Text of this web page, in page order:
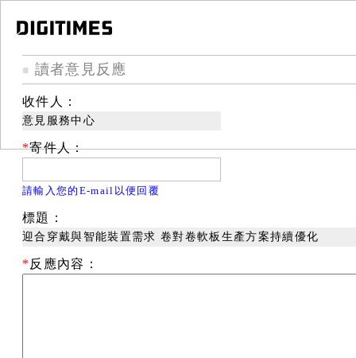
■ 讀者意見反應
收件人：
意見服務中心
*寄件人：
請輸入您的E-mail以便回覆
標題：
迎合穿戴與智能裝置需求 卷對卷軟板生產方案持續優化
* 反應內容：